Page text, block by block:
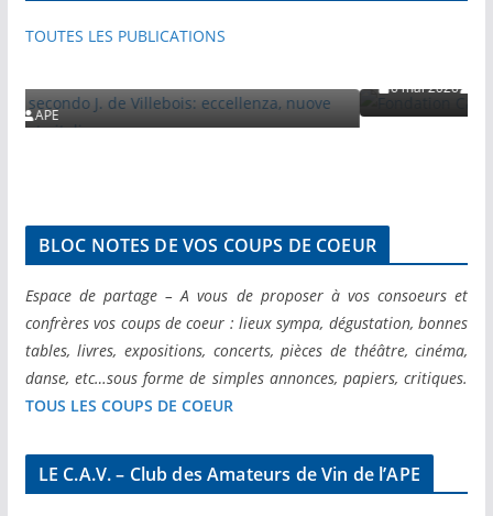
TOUTES LES PUBLICATIONSFondation Cartier – Nuove
6 mai 2026 APE
BLOC NOTES DE VOS COUPS DE COEUR
Espace de partage – A vous de proposer à vos consoeurs et
confrères vos coups de coeur : lieux sympa, dégustation, bonnes
tables, livres, expositions, concerts, pièces de théâtre, cinéma,
danse, etc…sous forme de simples annonces, papiers, critiques.
TOUS LES COUPS DE COEUR
LE C.A.V. – Club des Amateurs de Vin de l’APE